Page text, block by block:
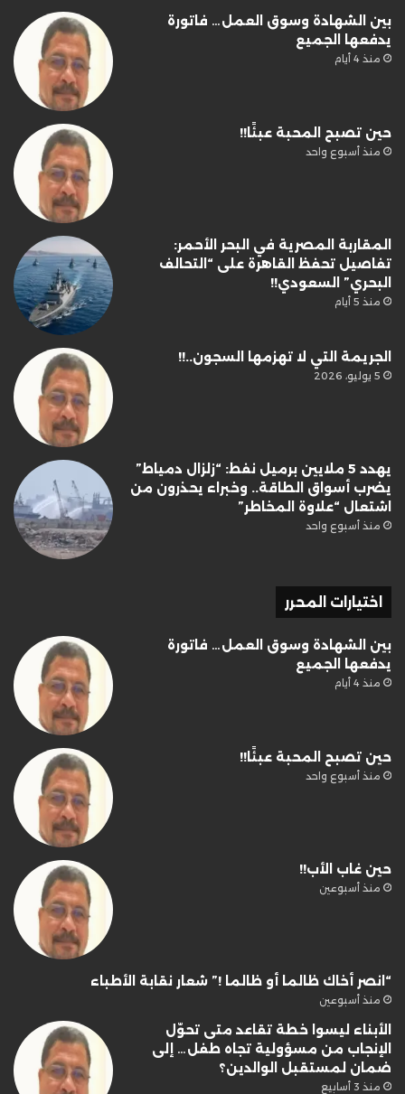
بين الشهادة وسوق العمل… فاتورة
يدفعها الجميع
منذ 4 أيام
حين تصبح المحبة عبئًا!!
منذ أسبوع واحد
المقاربة المصرية في البحر الأحمر:
تفاصيل تحفظ القاهرة على “التحالف
البحري” السعودي!!
منذ 5 أيام
الجريمة التي لا تهزمها السجون..!!
5 يوليو، 2026
يهدد 5 ملايين برميل نفط: “زلزال دمياط”
يضرب أسواق الطاقة.. وخبراء يحذرون من
اشتعال “علاوة المخاطر”
منذ أسبوع واحد
اختيارات المحرر
بين الشهادة وسوق العمل… فاتورة
يدفعها الجميع
منذ 4 أيام
حين تصبح المحبة عبئًا!!
منذ أسبوع واحد
حين غاب الأب!!
منذ أسبوعين
“انصر أخاك ظالما أو ظالما !” شعار نقابة الأطباء
منذ أسبوعين
الأبناء ليسوا خطة تقاعد متى تحوّل
الإنجاب من مسؤولية تجاه طفل… إلى
ضمان لمستقبل الوالدين؟
منذ 3 أسابيع